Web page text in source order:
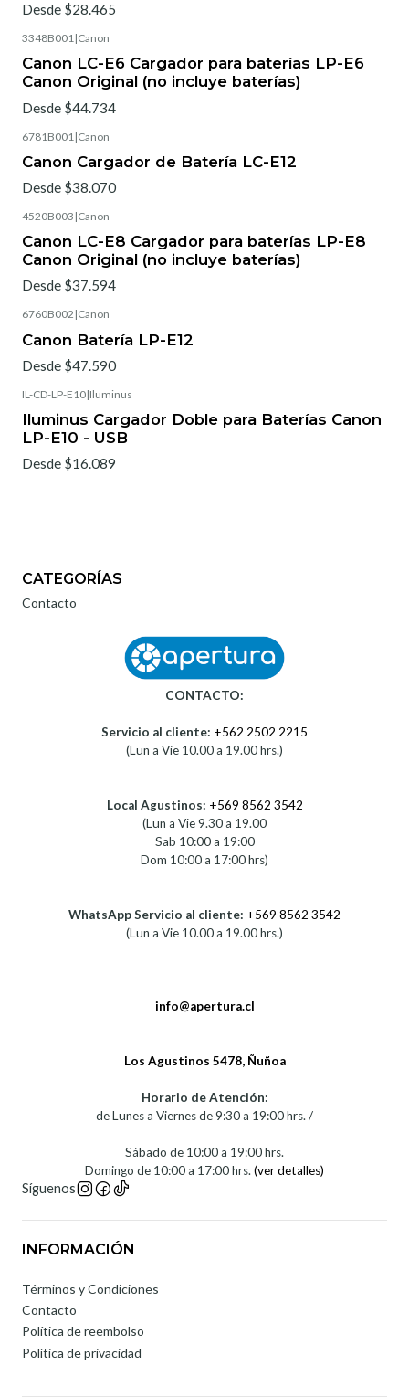
Desde $28.465
3348B001|Canon
Canon LC-E6 Cargador para baterías LP-E6
Canon Original (no incluye baterías)
Desde $44.734
6781B001 |Canon
Canon Cargador de Batería LC-E12
Desde $38.070
4520B003 |Canon
Canon LC-E8 Cargador para baterías LP-E8
Canon Original (no incluye baterías)
Desde $37.594
6760B002 |Canon
Canon Batería LP-E12
Desde $47.590
IL-CD-LP-E10|Iluminus
Iluminus Cargador Doble para Baterías Canon
LP-E10 - USB
Desde $16.089
CATEGORÍAS
Contacto
CONTACTO:
Servicio al cliente: +562 2502 2215
(Lun a Vie 10.00 a 19.00 hrs.)
Local Agustinos: +569 8562 3542
(Lun a Vie 9.30 a 19.00
Sab 10:00 a 19:00
Dom 10:00 a 17:00 hrs)
WhatsApp Servicio al cliente: +569 8562 3542
(Lun a Vie 10.00 a 19.00 hrs.)
info@apertura.cl
Los Agustinos 5478, Ñuñoa
Horario de Atención:
de Lunes a Viernes de 9:30 a 19:00 hrs. /
Sábado de 10:00 a 19:00 hrs.
Domingo de 10:00 a 17:00 hrs.(ver detalles)
Síguenos
INFORMACIÓN
Términos y Condiciones
Contacto
Política de reembolso
Política de privacidad